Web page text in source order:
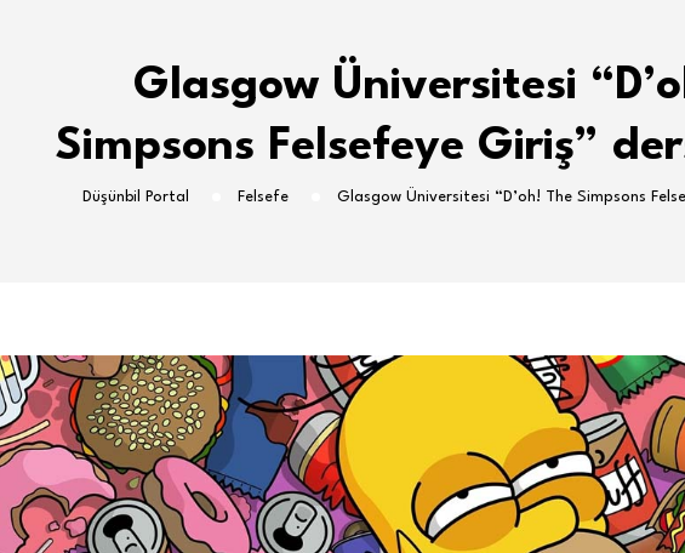
Glasgow Üniversitesi
Simpsons Felsefeye Giriş”
Düşünbil Portal Felsefe Glasgow Üniversitesi “D’oh! The Simpsons